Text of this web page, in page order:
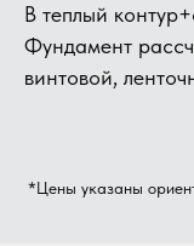
В теплый
Фундамент
винтовой,
*Цены указаны